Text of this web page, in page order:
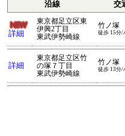
沿線
交
詳細
東京都足立区東
伊興2丁目
東武伊勢崎線
竹ノ塚
徒歩 15分/
詳細
東京都足立区竹
の塚７丁目
東武伊勢崎線
竹ノ塚
徒歩 13分/